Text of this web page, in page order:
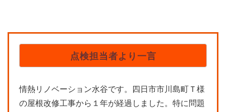
点検担当者より一言
情熱リノベーション水谷です。四日市市川島町Ｔ様
の屋根改修工事から１年が経過しました。特に問題